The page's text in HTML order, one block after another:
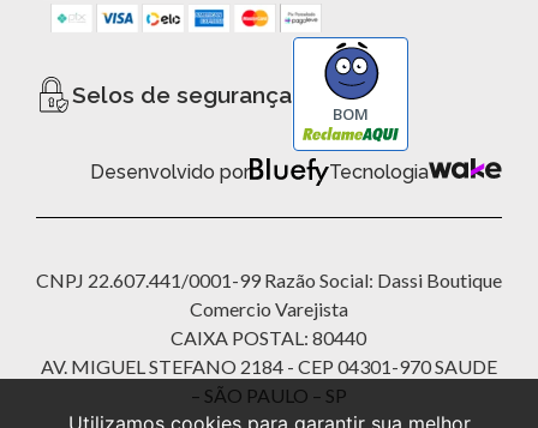
Selos de segurança
BOM
Desenvolvido por Tecnologia
CNPJ 22.607.441/0001-99 Razão Social: Dassi Boutique
Comercio Varejista
CAIXA POSTAL: 80440
AV. MIGUEL STEFANO 2184 - CEP 04301-970 SAUDE
– SÃO PAULO – SP
Utilizamos cookies para garantir sua melhor